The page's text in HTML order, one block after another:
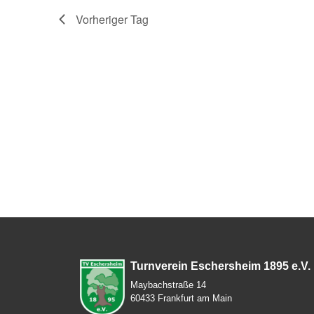
Vorheriger Tag
Turnverein Eschersheim 1895 e.V.
Maybachstraße 14
60433 Frankfurt am Main